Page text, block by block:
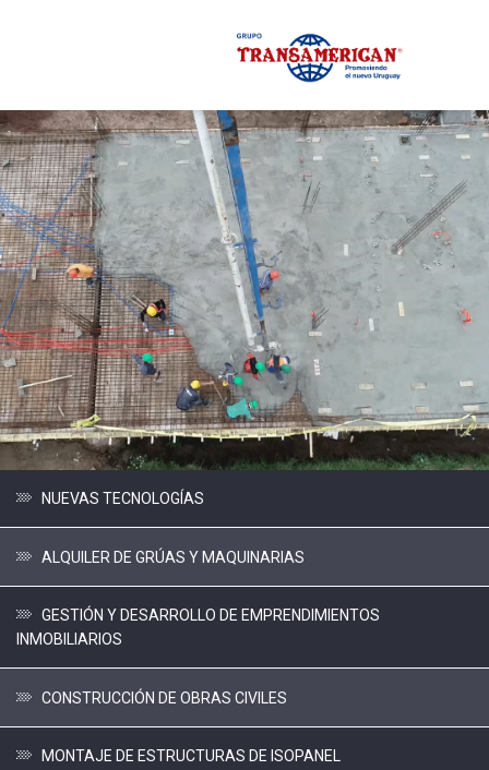
NUEVAS TECNOLOGÍAS
ALQUILER DE GRÚAS Y MAQUINARIAS
GESTIÓN Y DESARROLLO DE EMPRENDIMIENTOS
INMOBILIARIOS
CONSTRUCCIÓN DE OBRAS CIVILES
MONTAJE DE ESTRUCTURAS DE ISOPANEL